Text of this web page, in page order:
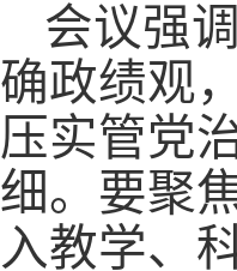
会议强
确政绩观
压实管党
细。要聚
入教学、